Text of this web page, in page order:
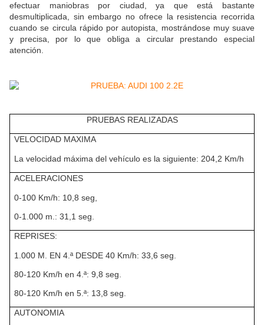
efectuar maniobras por ciudad, ya que está bastante
desmultiplicada, sin embargo no ofrece la resistencia recorrida
cuando se circula rápido por autopista, mostrándose muy suave
y precisa, por lo que obliga a circular prestando especial
atención.
PRUEBAS REALIZADAS
VELOCIDAD MAXIMA
La velocidad máxima del vehículo es la siguiente: 204,2 Km/h
ACELERACIONES
0-100 Km/h: 10,8 seg,
0-1.000 m.: 31,1 seg.
REPRISES:
1.000 M. EN 4.ª DESDE 40 Km/h: 33,6 seg.
80-120 Km/h en 4.ª: 9,8 seg.
80-120 Km/h en 5.ª: 13,8 seg.
AUTONOMIA